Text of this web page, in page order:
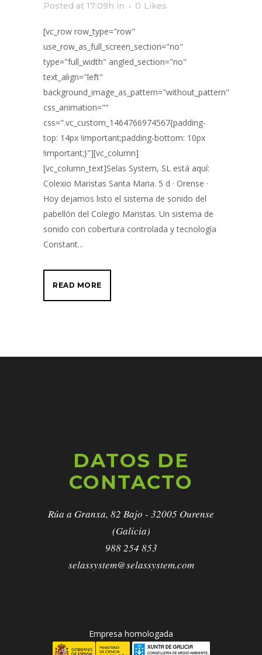
Posted at 17:09h in 0 Likes
[vc_row row_type="row"
use_row_as_full_screen_section="no"
type="full_width" angled_section="no"
text_align="left"
background_image_as_pattern="without_pattern"
css_animation=""
css=".vc_custom_1464766974567{padding-
top: 14px !important;padding-bottom: 10px
!important;}"][vc_column]
[vc_column_text]Selas System, SL está aquí:
Colexio Maristas Santa Maria. 5 d · Orense ·
Hoy dejamos listo el sistema de sonido del
pabellón del Colegio Maristas. Un sistema de
sonido con cobertura controlada y tecnología
Constant...
READ MORE
DATOS DE
CONTACTO
Rúa a Granxa, 82 Bajo - 32005 Ourense
(Galicia)
988 254 853
selassystem@selassystem.com
Empresa homologada